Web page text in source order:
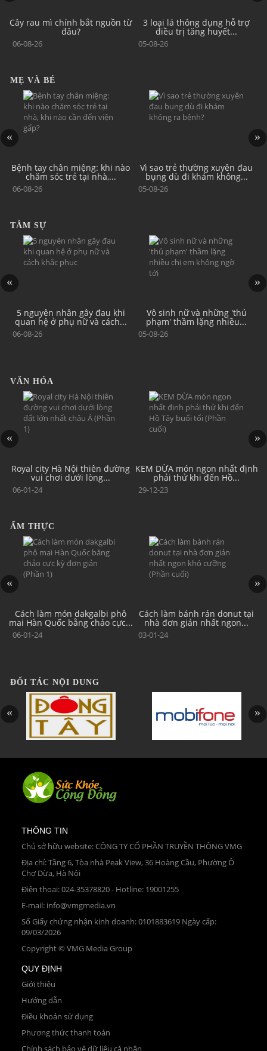
Cây rau mì chính bắt nguồn từ
đâu?
06-08-26
3 loại lá thông dụng hỗ trợ
điều trị tăng huyết...
05-08-26
MẸ VÀ BÉ
Bệnh tay chân miệng: khi nào
chăm sóc trẻ tại nhà,...
06-08-26
Vì sao trẻ thường xuyên đau
bụng dù đi khám không...
05-08-26
TÂM SỰ
5 nguyên nhân gây đau khi
quan hệ ở phụ nữ và cách...
06-08-26
Vô sinh nữ và những 'thủ
phạm' thầm lặng nhiều...
05-08-26
VĂN HÓA
Royal city Hà Nội thiên đường
vui chơi dưới lòng...
06-01-24
KEM DỪA món ngon nhất định
phải thử khi đến Hồ...
29-12-23
ẨM THỰC
Cách làm món dakgalbi phô
mai Hàn Quốc bằng chảo cực...
06-01-24
Cách làm bánh rán donut tại
nhà đơn giản nhất ngon...
03-01-24
ĐỐI TÁC NỘI DUNG
THÔNG TIN
Chủ sở hữu website: CÔNG TY CỔ PHẦN TRUYỀN THÔNG VMG
Địa chỉ: Tầng 6, Tòa nhà Peak View, 36 Hoàng Cầu, Phường Ô
Chợ Dừa, Hà Nội
Điện thoại: 024-35378820 - Hotline: 19001255
E-mail: info@vmgmedia.vn
Số Giấy chứng nhận kinh doanh: 0101883619 Ngày cấp:
09/03/2026
Copyright © VMG Media Group
QUY ĐỊNH
Giới thiệu
Hướng dẫn
Điều khoản sử dụng
Phương thức thanh toán
Chính sách bảo vệ dữ liệu cá nhân